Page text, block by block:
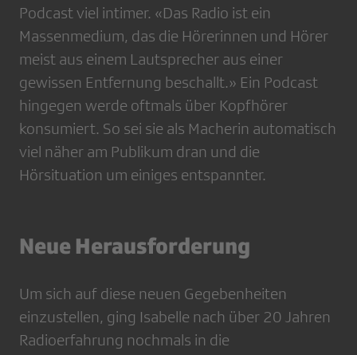
Podcast viel intimer. «Das Radio ist ein
Massenmedium, das die Hörerinnen und Hörer
meist aus einem Lautsprecher aus einer
gewissen Entfernung beschallt.» Ein Podcast
hingegen werde oftmals über Kopfhörer
konsumiert. So sei sie als Macherin automatisch
viel näher am Publikum dran und die
Hörsituation um einiges entspannter.
Neue Herausforderung
Um sich auf diese neuen Gegebenheiten
einzustellen, ging Isabelle nach über 20 Jahren
Radioerfahrung nochmals in die